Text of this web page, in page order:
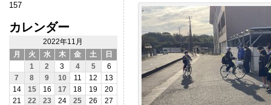
157
カレンダー
2022年11月
月
火 水 木 金 土 日
1 2 3 4 5
6
7
8 9 10 11 12
13
14
15 16 17 18 19
20
21
22 23 24 25 26
27